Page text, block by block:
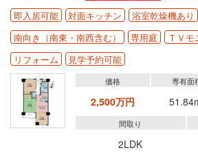
即入居可能
対面キッチン
浴室乾燥機あり
南向き（南東・南西含む）
専用庭
ＴＶ
リフォーム
見学予約可能
価格
2,500万円
専有面
間取り
2LDK